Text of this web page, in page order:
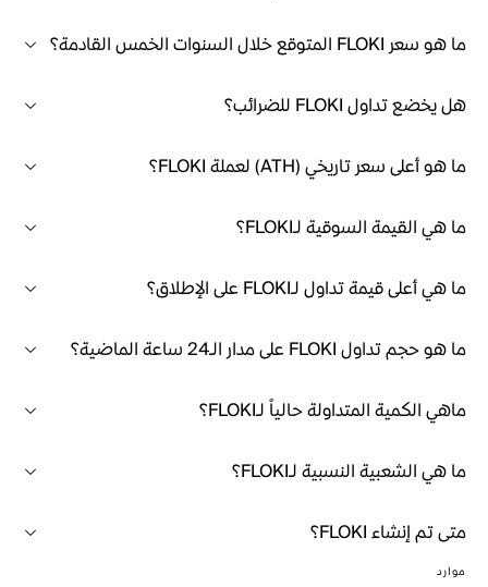
ما هو سعر FLOKI المتوقع خلال السنوات الخمس القادمة؟
هل يخضع تداول FLOKI للضرائب؟
ما هو أعلى سعر تاريخي (ATH) لعملة FLOKI؟
ما هي القيمة السوقية لـFLOKI؟
ما هي أعلى قيمة تداول لـFLOKI على الإطلاق؟
ما هو حجم تداول FLOKI على مدار الـ24 ساعة الماضية؟
ماهي الكمية المتداولة حالياً لـFLOKI؟
ما هي الشعبية النسبية لـFLOKI؟
متى تم إنشاء FLOKI؟
موارد